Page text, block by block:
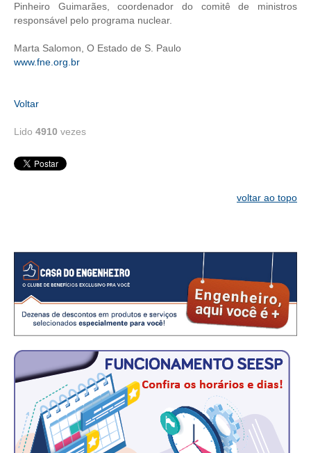
RES 1.002/2002 – CÓDIGO DE ÉTICA
HOMOLOGAÇÕES
FIQUE POR DENTRO
OPORTUNIDADES
APRESENTAÇÃO
NEWSLETTER
GUIA DAS ENGENHARIAS
CURSOS
ENGENHEIRO EMPREENDEDOR
SEESP EDUCAÇÃO
PLATAFORMAS GRATUITAS
Pinheiro Guimarães, coordenador do comitê de ministros
responsável pelo programa nuclear.
Marta Salomon, O Estado de S. Paulo
www.fne.org.br
Voltar
Lido 4910 vezes
voltar ao topo